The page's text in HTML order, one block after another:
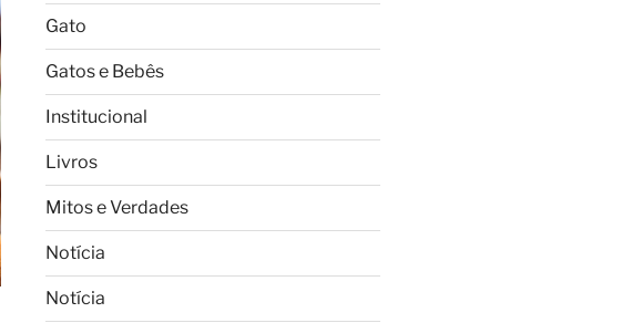
Gato
Gatos e Bebês
Institucional
Livros
Mitos e Verdades
Notícia
Notícia